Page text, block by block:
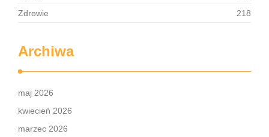
Zdrowie
218
Archiwa
maj 2026
kwiecień 2026
marzec 2026